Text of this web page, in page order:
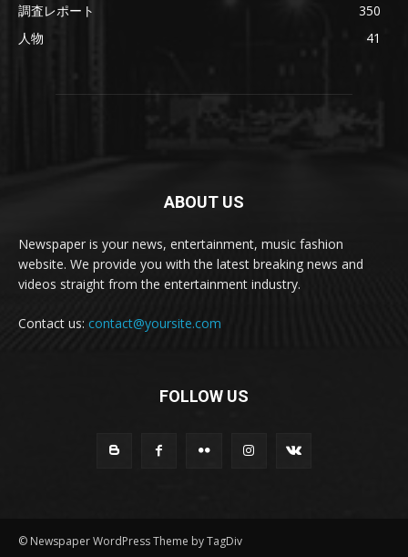
調査レポート
350
人物
41
ABOUT US
Newspaper is your news, entertainment, music fashion
website. We provide you with the latest breaking news and
videos straight from the entertainment industry.
Contact us: contact@yoursite.com
FOLLOW US
© Newspaper WordPress Theme by TagDiv